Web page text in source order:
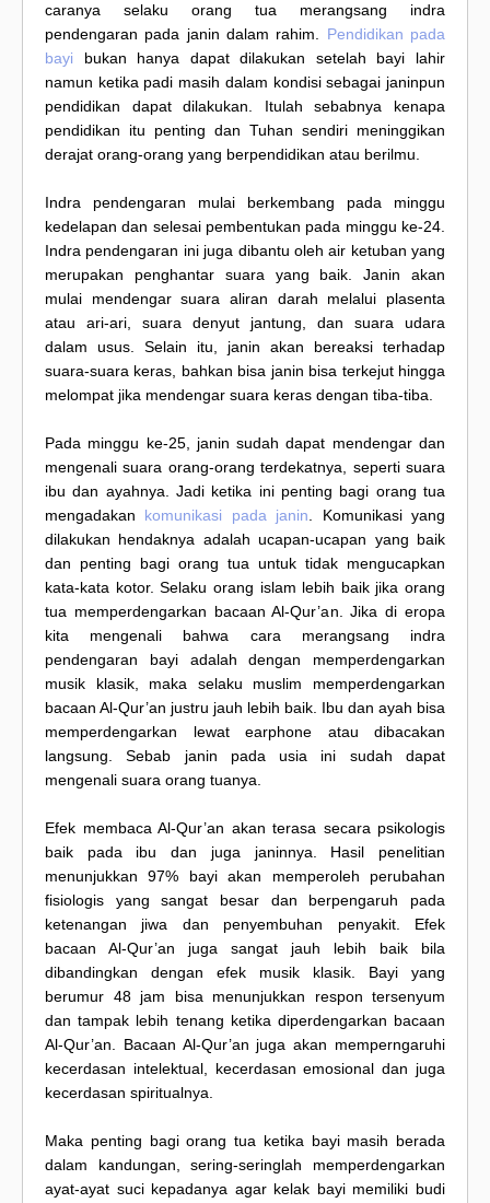
caranya selaku orang tua merangsang indra
pendengaran pada janin dalam rahim. Pendidikan pada
bayi bukan hanya dapat dilakukan setelah bayi lahir
namun ketika padi masih dalam kondisi sebagai janinpun
pendidikan dapat dilakukan. Itulah sebabnya kenapa
pendidikan itu penting dan Tuhan sendiri meninggikan
derajat orang-orang yang berpendidikan atau berilmu.
Indra pendengaran mulai berkembang pada minggu
kedelapan dan selesai pembentukan pada minggu ke-24.
Indra pendengaran ini juga dibantu oleh air ketuban yang
merupakan penghantar suara yang baik. Janin akan
mulai mendengar suara aliran darah melalui plasenta
atau ari-ari, suara denyut jantung, dan suara udara
dalam usus. Selain itu, janin akan bereaksi terhadap
suara-suara keras, bahkan bisa janin bisa terkejut hingga
melompat jika mendengar suara keras dengan tiba-tiba.
Pada minggu ke-25, janin sudah dapat mendengar dan
mengenali suara orang-orang terdekatnya, seperti suara
ibu dan ayahnya. Jadi ketika ini penting bagi orang tua
mengadakan komunikasi pada janin . Komunikasi yang
dilakukan hendaknya adalah ucapan-ucapan yang baik
dan penting bagi orang tua untuk tidak mengucapkan
kata-kata kotor. Selaku orang islam lebih baik jika orang
tua memperdengarkan bacaan Al-Qur’an. Jika di eropa
kita mengenali bahwa cara merangsang indra
pendengaran bayi adalah dengan memperdengarkan
musik klasik, maka selaku muslim memperdengarkan
bacaan Al-Qur’an justru jauh lebih baik. Ibu dan ayah bisa
memperdengarkan lewat earphone atau dibacakan
langsung. Sebab janin pada usia ini sudah dapat
mengenali suara orang tuanya.
Efek membaca Al-Qur’an akan terasa secara psikologis
baik pada ibu dan juga janinnya. Hasil penelitian
menunjukkan 97% bayi akan memperoleh perubahan
fisiologis yang sangat besar dan berpengaruh pada
ketenangan jiwa dan penyembuhan penyakit. Efek
bacaan Al-Qur’an juga sangat jauh lebih baik bila
dibandingkan dengan efek musik klasik. Bayi yang
berumur 48 jam bisa menunjukkan respon tersenyum
dan tampak lebih tenang ketika diperdengarkan bacaan
Al-Qur’an. Bacaan Al-Qur’an juga akan memperngaruhi
kecerdasan intelektual, kecerdasan emosional dan juga
kecerdasan spiritualnya.
Maka penting bagi orang tua ketika bayi masih berada
dalam kandungan, sering-seringlah memperdengarkan
ayat-ayat suci kepadanya agar kelak bayi memiliki budi